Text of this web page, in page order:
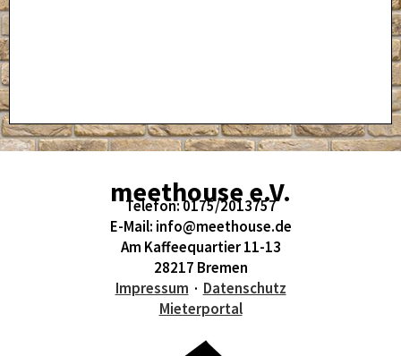
meethouse e.V.
Telefon: 0175/2013757
E-Mail: info@meethouse.de
Am Kaffeequartier 11-13
28217 Bremen
Impressum · Datenschutz
Mieterportal